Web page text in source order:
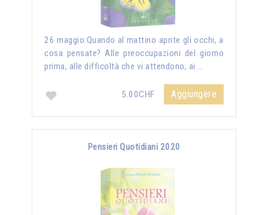
26 maggio:Quando al mattino aprite gli occhi, a
cosa pensate? Alle preoccupazioni del giorno
prima, alle difficoltà che vi attendono, ai …
5.00CHF Aggiungere
Pensieri Quotidiani 2020